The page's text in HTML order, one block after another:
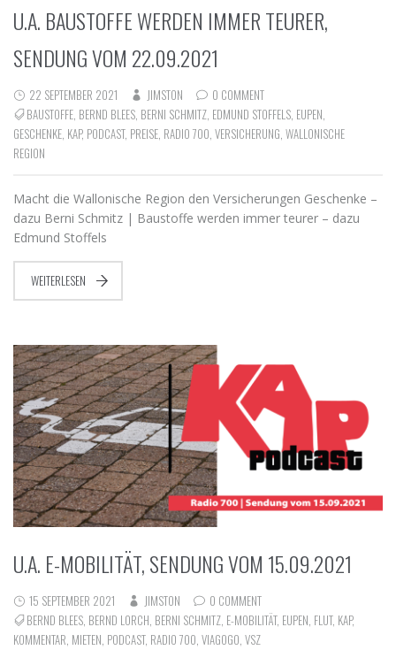
U.A. BAUSTOFFE WERDEN IMMER TEURER,
SENDUNG VOM 22.09.2021
22 SEPTEMBER 2021 JIMSTON
0 COMMENT
BAUSTOFFE BERND BLEES BERNI SCHMITZ EDMUND STOFFELS EUPEN
GESCHENKE KAP, PODCAST, PREISE RADIO 700 VERSICHERUNG WALLONISCHE
REGION
Macht die Wallonische Region den Versicherungen Geschenke –
dazu Berni Schmitz | Baustoffe werden immer teurer – dazu
Edmund Stoffels
WEITERLESEN
U.A. E-MOBILITÄT, SENDUNG VOM 15.09.2021
15 SEPTEMBER 2021 JIMSTON
0 COMMENT
BERND BLEES, BERND LORCH, BERNI SCHMITZ, E-MOBILITÄT, EUPEN, FLUT, KAP,
KOMMENTAR, MIETEN, PODCAST, RADIO 700, VIAGOGO, VSZ